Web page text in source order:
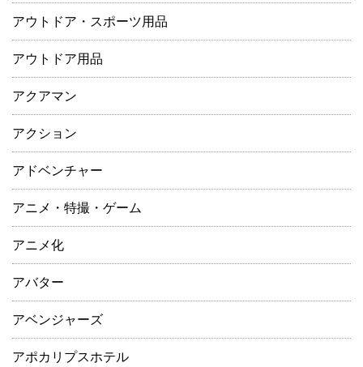
アウトドア・スポーツ用品
アウトドア用品
アクアマン
アクション
アドベンチャー
アニメ・特撮・ゲーム
アニメ化
アバター
アベンジャーズ
アポカリプスホテル